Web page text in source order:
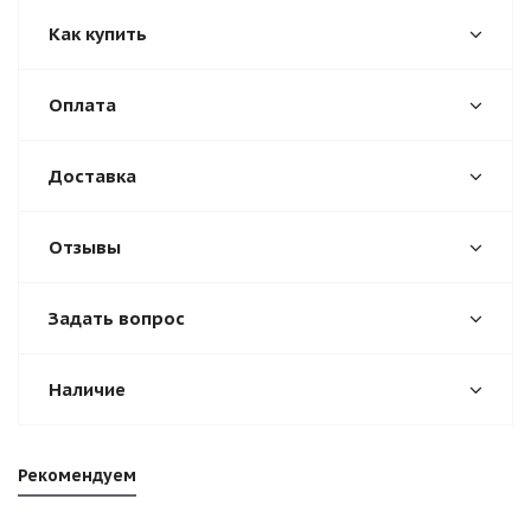
Как купить
Оплата
Доставка
Отзывы
Задать вопрос
Наличие
Рекомендуем